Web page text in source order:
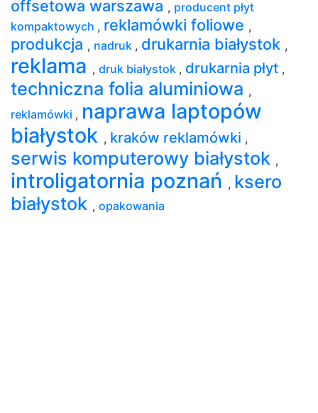
offsetowa warszawa , producent płyt
kompaktowych , reklamówki foliowe ,
produkcja , nadruk , drukarnia białystok ,
reklama , druk białystok , drukarnia płyt ,
techniczna folia aluminiowa ,
reklamówki , naprawa laptopów
białystok , kraków reklamówki ,
serwis komputerowy białystok ,
introligatornia poznań , ksero
białystok , opakowania